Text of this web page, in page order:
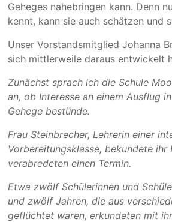
Geheges nahebringen kann. Denn
kennt, kann sie auch schätzen und
Unser Vorstandsmitglied Johanna
sich mittlerweile daraus entwickelt
Zunächst sprach ich die Schule
an, ob Interesse an einem Ausflug
Gehege bestünde.
Frau Steinbrecher, Lehrerin einer
Vorbereitungsklasse, bekundete ihr
verabredeten einen Termin.
Etwa zwölf Schülerinnen und
und zwölf Jahren, die aus
geflüchtet waren, erkundeten mit